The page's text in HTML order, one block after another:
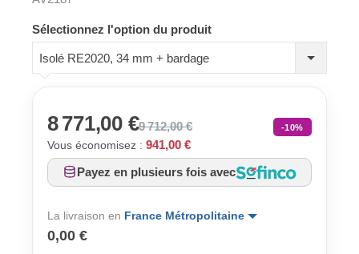
Sélectionnez l'option du produit
Isolé RE2020, 34 mm + bardage
8 771,00 €9 712,00 € -10%
Vous économisez : 941,00 €
Payez en plusieurs fois avec
La livraison en France Métropolitaine
0,00 €